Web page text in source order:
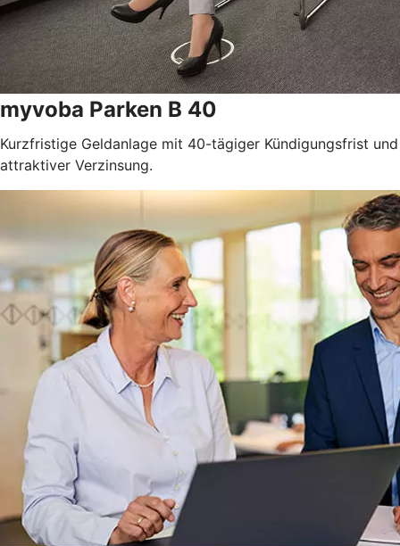
myvoba Parken B 40
Kurzfristige Geldanlage mit 40-tägiger Kündigungsfrist und
attraktiver Verzinsung.